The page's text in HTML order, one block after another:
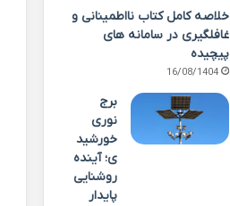
خلاصه کامل کتاب نااطمینانی و
غافلگیری در سامانه های
پیچیده
16/08/1404
برج
نوری
خورشید
ی؛ آینده
روشنایی
پایدار